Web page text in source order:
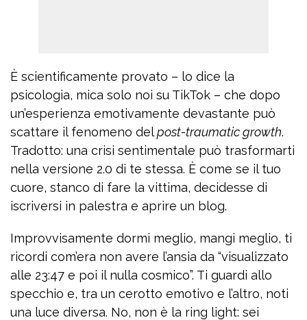
È scientificamente provato – lo dice la
psicologia, mica solo noi su TikTok – che dopo
un’esperienza emotivamente devastante può
scattare il fenomeno delpost-traumatic growth.
Tradotto: una crisi sentimentale può trasformarti
nella versione 2.0 di te stessa. È come se il tuo
cuore, stanco di fare la vittima, decidesse di
iscriversi in palestra e aprire un blog.
Improvvisamente dormi meglio, mangi meglio, ti
ricordi com’era non avere l’ansia da “visualizzato
alle 23:47 e poi il nulla cosmico”. Ti guardi allo
specchio e, tra un cerotto emotivo e l’altro, noti
una luce diversa. No, non è la ring light: sei